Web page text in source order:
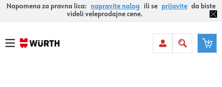
Napomena za pravna lica: napravite nalog ili se prijavite da biste
videli veleprodajne cene.